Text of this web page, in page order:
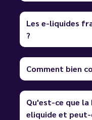
Les e-liquides
?
Comment bien
Qu'est-ce que la
eliquide et